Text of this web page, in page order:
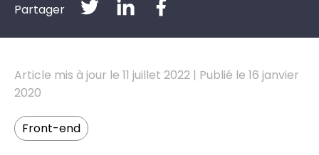
Partager
Article mis à jour le 11 juillet 2022 | Publié le 16 janvier
2020
Front-end